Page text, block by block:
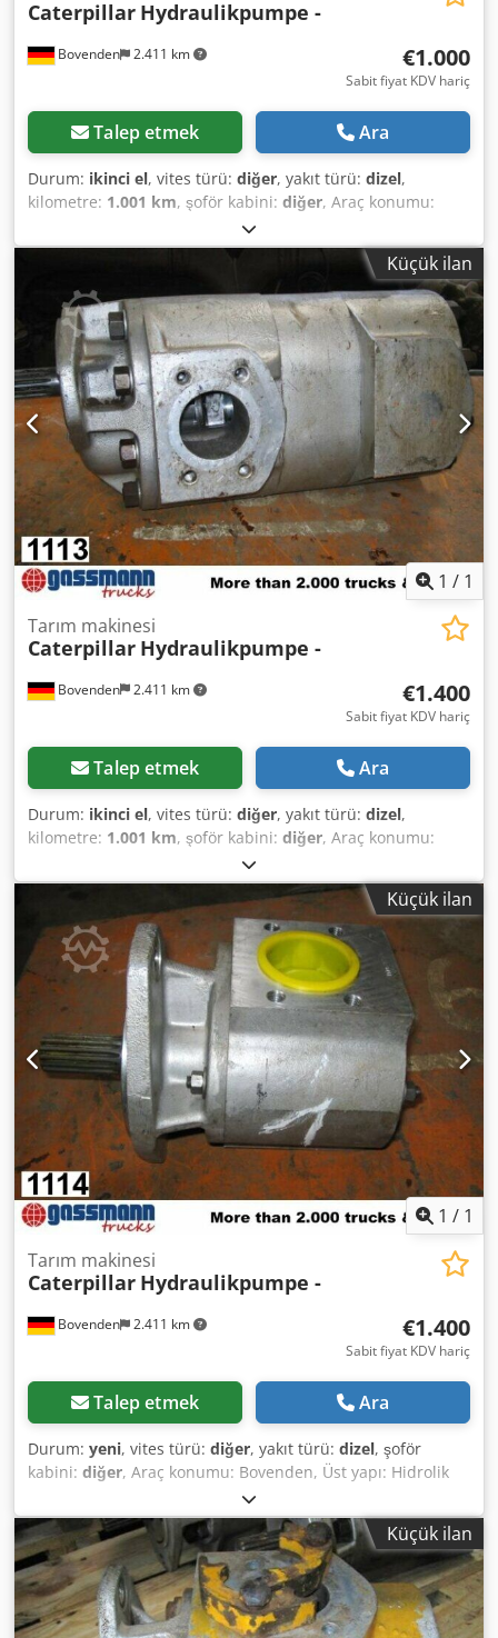
Bovenden 2.411 km
Caterpillar Hydraulikpumpe -
€1.000
Sabit fiyat KDV hariç
Talep etmek Ara
Durum: ikinci el, vites türü: diğer, yakıt türü: dizel,
kilometre: 1.001 km, şoför kabini: diğer, Araç konumu:
Bovenden, Dcsdpsi Rpbasfx Altek Üst yapı: hidrolik pompa
KULLANILMIŞ No.: PH-342BVEW25-2WEW25-1BEW1540-
3724 AKSESUAR BİLGİLERİ GARANTİSİZ, değişiklik, ara satış
ve hatalar saklıdır!
Küçük ilan
1 / 1
Bovenden 2.411 km
Tarım makinesi
Caterpillar Hydraulikpumpe -
€1.400
Sabit fiyat KDV hariç
Talep etmek Ara
Durum: ikinci el, vites türü: diğer, yakıt türü: dizel,
kilometre: 1.001 km, şoför kabini: diğer, Araç konumu:
Bovenden, Üst yapı: Hidrolik pompa KULLANILMIŞ No.:
10749J4027 AKSESUAR BİLGİLERİ GARANTİSİZ, değişiklik,
ara satış ve hatalar saklıdır! Dedpfx Aoi Rpa DsltsckKüçük ilan
1 / 1
Bovenden 2.411 km
Tarım makinesi
Caterpillar Hydraulikpumpe -
€1.400
Sabit fiyat KDV hariç
Talep etmek Ara
Durum: yeni, vites türü: diğer, yakıt türü: dizel, şoför
kabini: diğer, Araç konumu: Bovenden, Üst yapı: Hidrolik
pompa YENİ No.: 11748J9238 AKSESUAR BİLGİLERİ
GARANTİSİZ OLUP, değişiklik, ara satış ve hatalar saklıdır!
Dodpfxoi Rn Uis Alteck
Küçük ilan